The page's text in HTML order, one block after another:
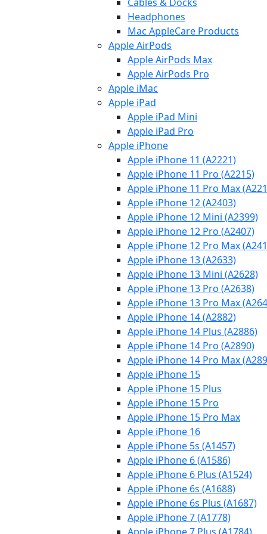
Headphones
Mac AppleCare Products
Apple AirPods
Apple AirPods Max
Apple AirPods Pro
Apple iMac
Apple iPad
Apple iPad Mini
Apple iPad Pro
Apple iPhone
Apple iPhone 11 (A2221)
Apple iPhone 11 Pro (A2215)
Apple iPhone 11 Pro Max
Apple iPhone 12 (A2403)
Apple iPhone 12 Mini (A2399)
Apple iPhone 12 Pro (A2407)
Apple iPhone 12 Pro Max
Apple iPhone 13 (A2633)
Apple iPhone 13 Mini (A2628)
Apple iPhone 13 Pro (A2638)
Apple iPhone 13 Pro Max
Apple iPhone 14 (A2882)
Apple iPhone 14 Plus (A2886)
Apple iPhone 14 Pro (A2890)
Apple iPhone 14 Pro Max
Apple iPhone 15
Apple iPhone 15 Plus
Apple iPhone 15 Pro
Apple iPhone 15 Pro Max
Apple iPhone 16
Apple iPhone 5s (A1457)
Apple iPhone 6 (A1586)
Apple iPhone 6 Plus (A1524)
Apple iPhone 6s (A1688)
Apple iPhone 6s Plus (A1687)
Apple iPhone 7 (A1778)